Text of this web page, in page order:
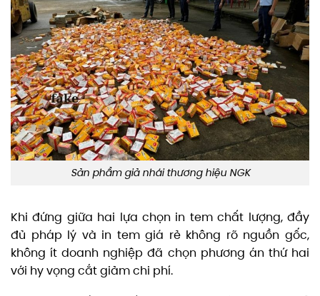
Sản phẩm giả nhái thương hiệu NGK
Khi đứng giữa hai lựa chọn in tem chất lượng, đầy
đủ pháp lý và in tem giá rẻ không rõ nguồn gốc,
không ít doanh nghiệp đã chọn phương án thứ hai
với hy vọng cắt giảm chi phí.